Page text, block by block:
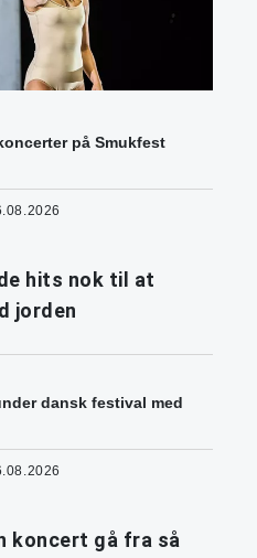
på Smukfest
hits nok til at
jorden
dansk festival med
koncert gå fra så